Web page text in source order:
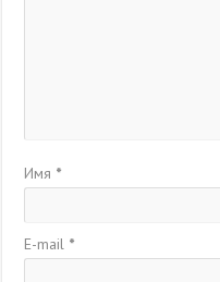
Имя *
E-mail *